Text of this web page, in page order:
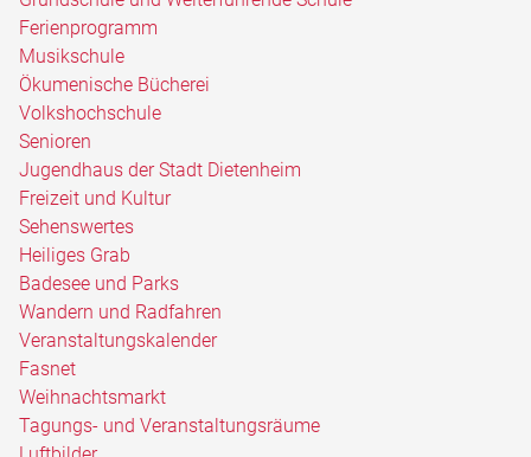
Ferienprogramm
Musikschule
Ökumenische Bücherei
Volkshochschule
Senioren
Jugendhaus der Stadt Dietenheim
Freizeit und Kultur
Sehenswertes
Heiliges Grab
Badesee und Parks
Wandern und Radfahren
Veranstaltungskalender
Fasnet
Weihnachtsmarkt
Tagungs- und Veranstaltungsräume